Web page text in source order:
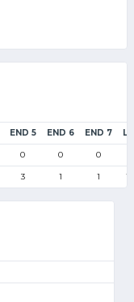
END 5 END 6 END 7
0 0 0
3 1 1